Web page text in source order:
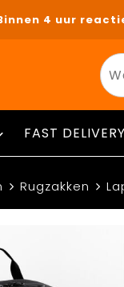
4 uur
FAST
Rugzakken